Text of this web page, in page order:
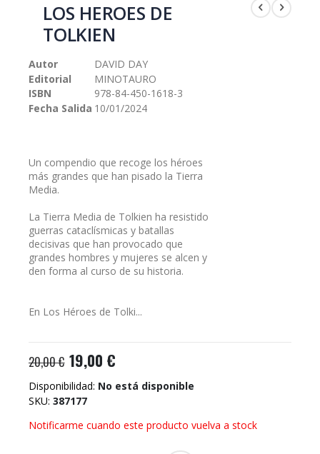
comienzo
galería
imágenes
LOS HEROES DE
TOLKIEN
Autor
DAVID DAY
Editorial
MINOTAURO
ISBN
978-84-450-1618-3
Fecha Salida 10/01/2024
Un compendio que recoge los héroes
más grandes que han pisado la Tierra
Media.
La Tierra Media de Tolkien ha resistido
guerras cataclísmicas y batallas
decisivas que han provocado que
grandes hombres y mujeres se alcen y
den forma al curso de su historia.
En Los Héroes de Tolki...
20,00 € 19,00 €
Disponibilidad: No está disponible
SKU 387177
Notificarme cuando este producto vuelva a stock